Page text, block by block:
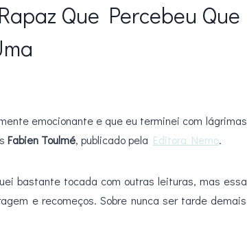
Que Percebeu Que
emocionante e que eu terminei com lágrimas
Fabien Toulmé, publicado pela Editora Nemo.
bastante tocada com outras leituras, mas essa
e recomeços. Sobre nunca ser tarde demais